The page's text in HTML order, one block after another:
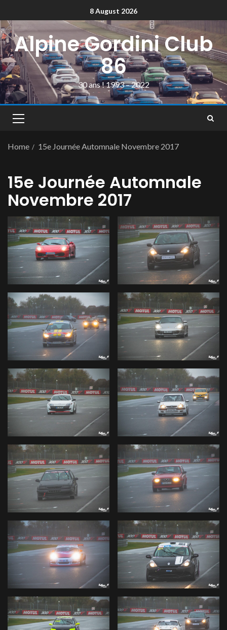
8 August 2026
Alpine Gordini Club
86
30 ans ! 1993 – 2022
Home 15e Journée Automnale Novembre 2017
15e Journée Automnale
Novembre 2017